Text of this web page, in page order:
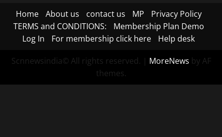
Home About us contact us MP
Privacy Policy
TERMS and CONDITIONS:
Membership Plan Demo
Log In
For membership click here Help desk
Scnnewsindia© All rights reserved. | MoreNews by AF
themes.